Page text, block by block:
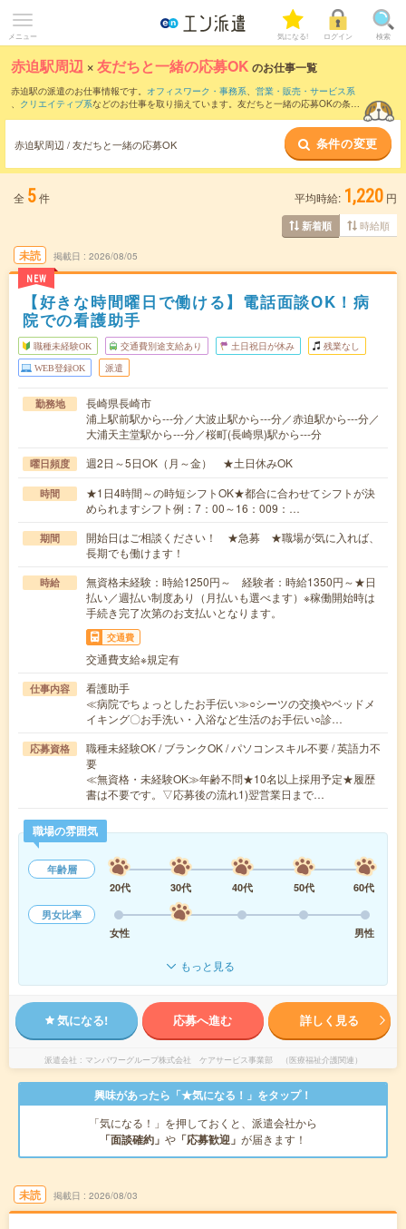
メニュー 気になる! ログイン 検索
赤迫駅周辺 ×友だちと一緒の応募OK のお仕事一覧
赤迫駅の派遣のお仕事情報です。 オフィスワーク・事務系、 営業・販売・サービス系
、 クリエイティブ系などのお仕事を取り揃えています。友だちと一緒の応募OKの条件
赤迫駅周辺 / 友だちと一緒の応募OK 条件の変更
全 5件 平均時給: 1,220 円
新着順 時給順
未読
NEW
掲載日 2026/08/05
【好きな時間曜日で働ける】電話面談OK！病
院での看護助手
職種未経験OK 交通費別途支給あり 土日祝日が休み 残業なし
WEB登録OK 派遣
勤務地
長崎県長崎市
浦上駅前駅から---分／大波止駅から---分／赤迫駅から---分／
大浦天主堂駅から---分／桜町(長崎県)駅から---分
曜日頻度 週2日～5日OK（月～金） ★土日休みOK
時間
★1日4時間～の時短シフトOK★都合に合わせてシフトが決
められますシフト例：7：00～16：009：…
期間
開始日はご相談ください！ ★急募 ★職場が気に入れば、
長期でも働けます！
時給
無資格未経験：時給1250円～ 経験者：時給1350円～★日
払い／週払い制度あり（月払いも選べます）※稼働開始時は
手続き完了次第のお支払いとなります。
交通費
交通費支給※規定有
仕事内容
看護助手
≪病院でちょっとしたお手伝い≫○シーツの交換やベッドメ
イキング〇お手洗い・入浴など生活のお手伝い○診…
応募資格
職種未経験OK / ブランクOK / パソコンスキル不要 / 英語力不
要
≪無資格・未経験OK≫年齢不問★10名以上採用予定★履歴
書は不要です。▽応募後の流れ1)翌営業日まで…
職場の雰囲気
年齢層
20代
30代 40代 50代
60代
男女比率
女性
男性
もっと見る
気になる! 応募へ進む 詳しく見る
派遣会社 マンパワーグループ株式会社 ケアサービス事業部 （医療福祉介護関連）
興味があったら「★気になる！」をタップ！
「気になる！」を押しておくと、派遣会社から
「面談確約」 や 「応募歓迎」 が届きます！
未読 掲載日 2026/08/03